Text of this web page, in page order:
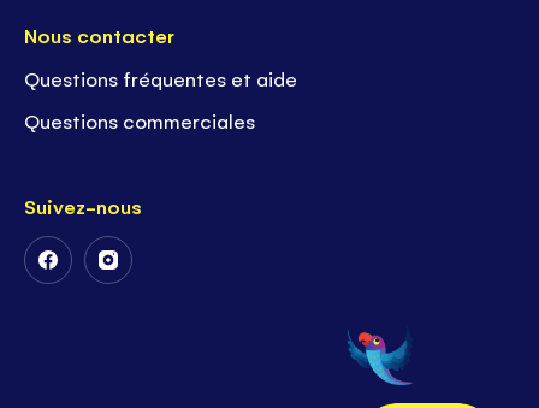
Nous contacter
Questions fréquentes et aide
Questions commerciales
Suivez-nous
Suivez-Suivez-